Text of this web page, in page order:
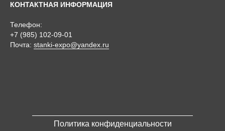
КОНТАКТНАЯ ИНФОРМАЦИЯ
Телефон:
+7 (985) 102-09-01
Почта: stanki-expo@yandex.ru
Политика конфиденциальности